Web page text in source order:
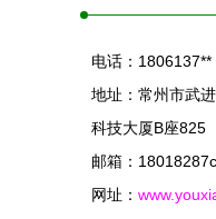
电话：1806137**
地址：常州市武
科技大厦B座825
邮箱：
网址：